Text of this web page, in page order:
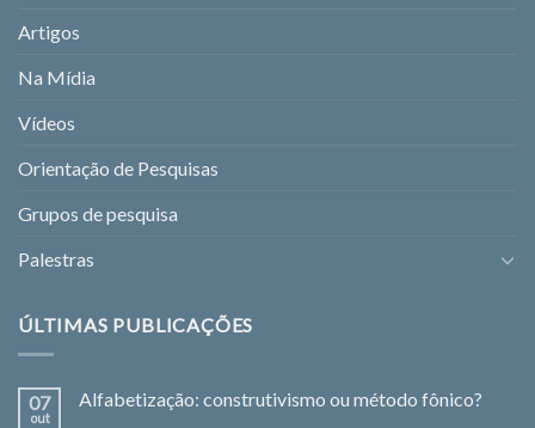
Artigos
Na Mídia
Vídeos
Orientação de Pesquisas
Grupos de pesquisa
Palestras
ÚLTIMAS PUBLICAÇÕES
07
out
Alfabetização: construtivismo ou método fônico?